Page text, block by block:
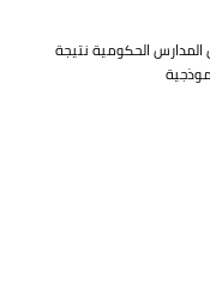
المدارس الحكومية نتيجة